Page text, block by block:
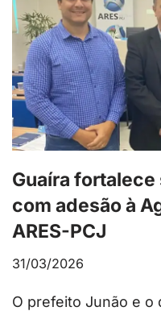
Guaíra
com adesão à
ARES-PCJ
31/03/2026
O prefeito Junão e o